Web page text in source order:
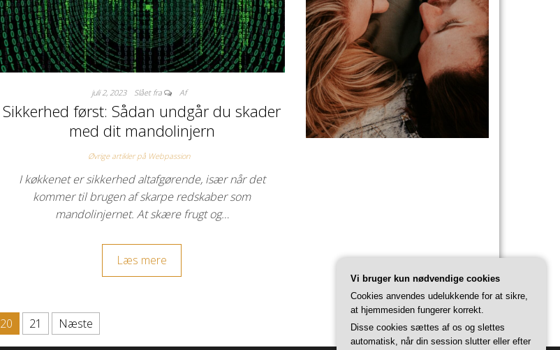
juli 2, 2023 Slået fra Af
Sikkerhed først: Sådan undgår du skader
med dit mandolinjern
Øvrige artikler på Webpassion
I køkkenet er sikkerhed altafgørende, især når det
kommer til brugen af skarpe redskaber som
mandolinjernet. At skære frugt og…
Læs mere
20 21 Næste
Vi bruger kun nødvendige cookies
Cookies anvendes udelukkende for at sikre,
at hjemmesiden fungerer korrekt.
Disse cookies sættes af os og slettes
automatisk, når din session slutter eller efter